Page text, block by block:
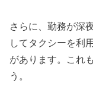
さらに、勤務が深
してタクシーを利
があります。これ
う。